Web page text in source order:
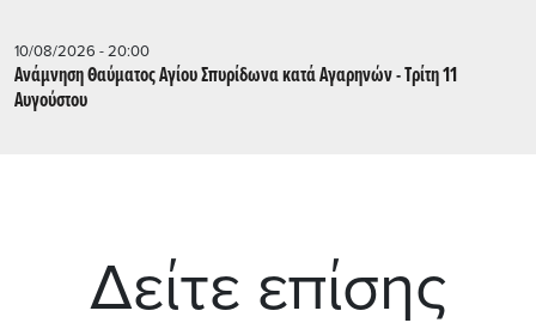
10/08/2026 - 20:00
Ανάμνηση Θαύματος Αγίου Σπυρίδωνα κατά Αγαρηνών - Τρίτη 11
Αυγούστου
Δείτε επίσης